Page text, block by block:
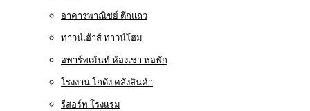
อาคารพาณิชย์ ตึกแถว
ทาวน์เฮ้าส์ ทาวน์โฮม
อพาร์ทเม้นท์ ห้องเช่า หอพัก
โรงงาน โกดัง คลังสินค้า
รีสอร์ท โรงแรม